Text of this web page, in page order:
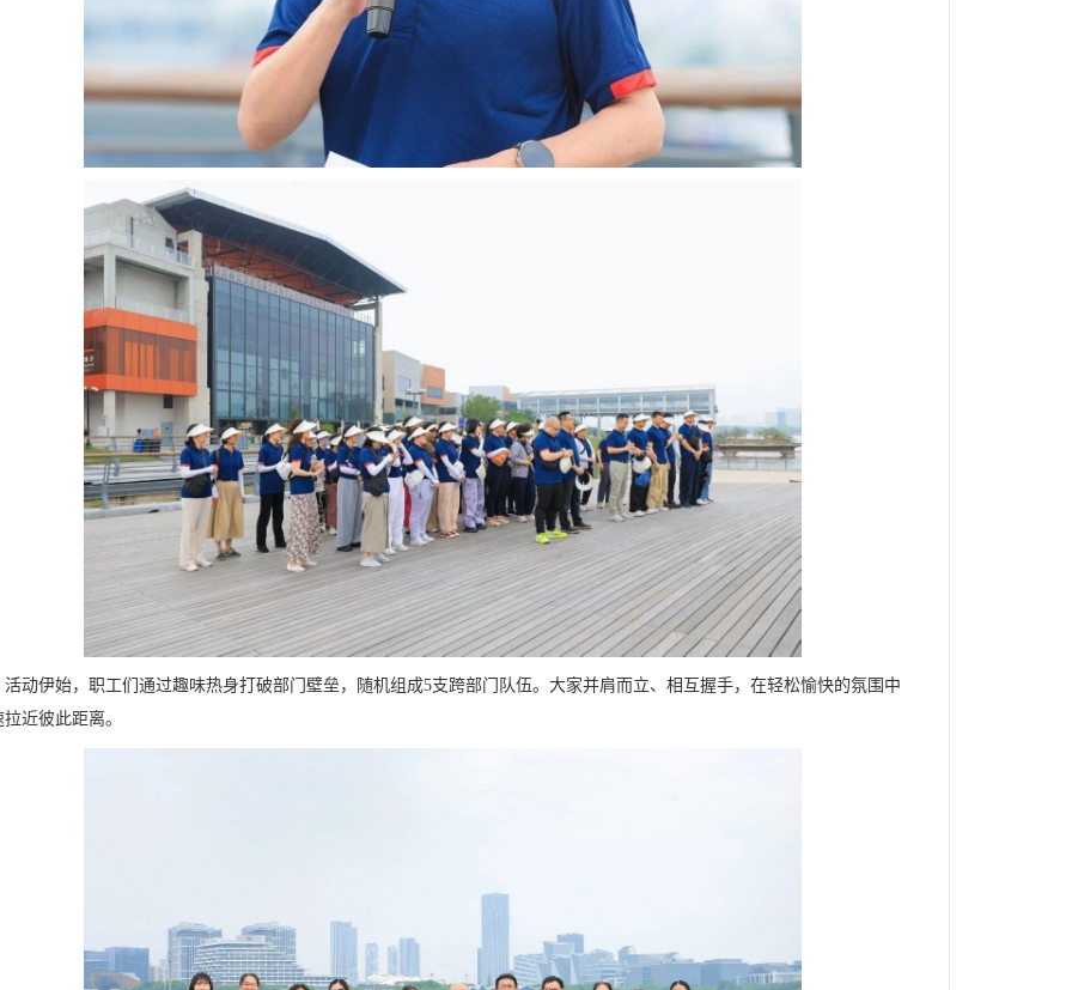
活动伊始，职工们通过趣味热身打破部门壁垒，随机组成5支跨部门队伍。大家并肩而立、相互握手，在轻松愉快的氛围中
近彼此距离。